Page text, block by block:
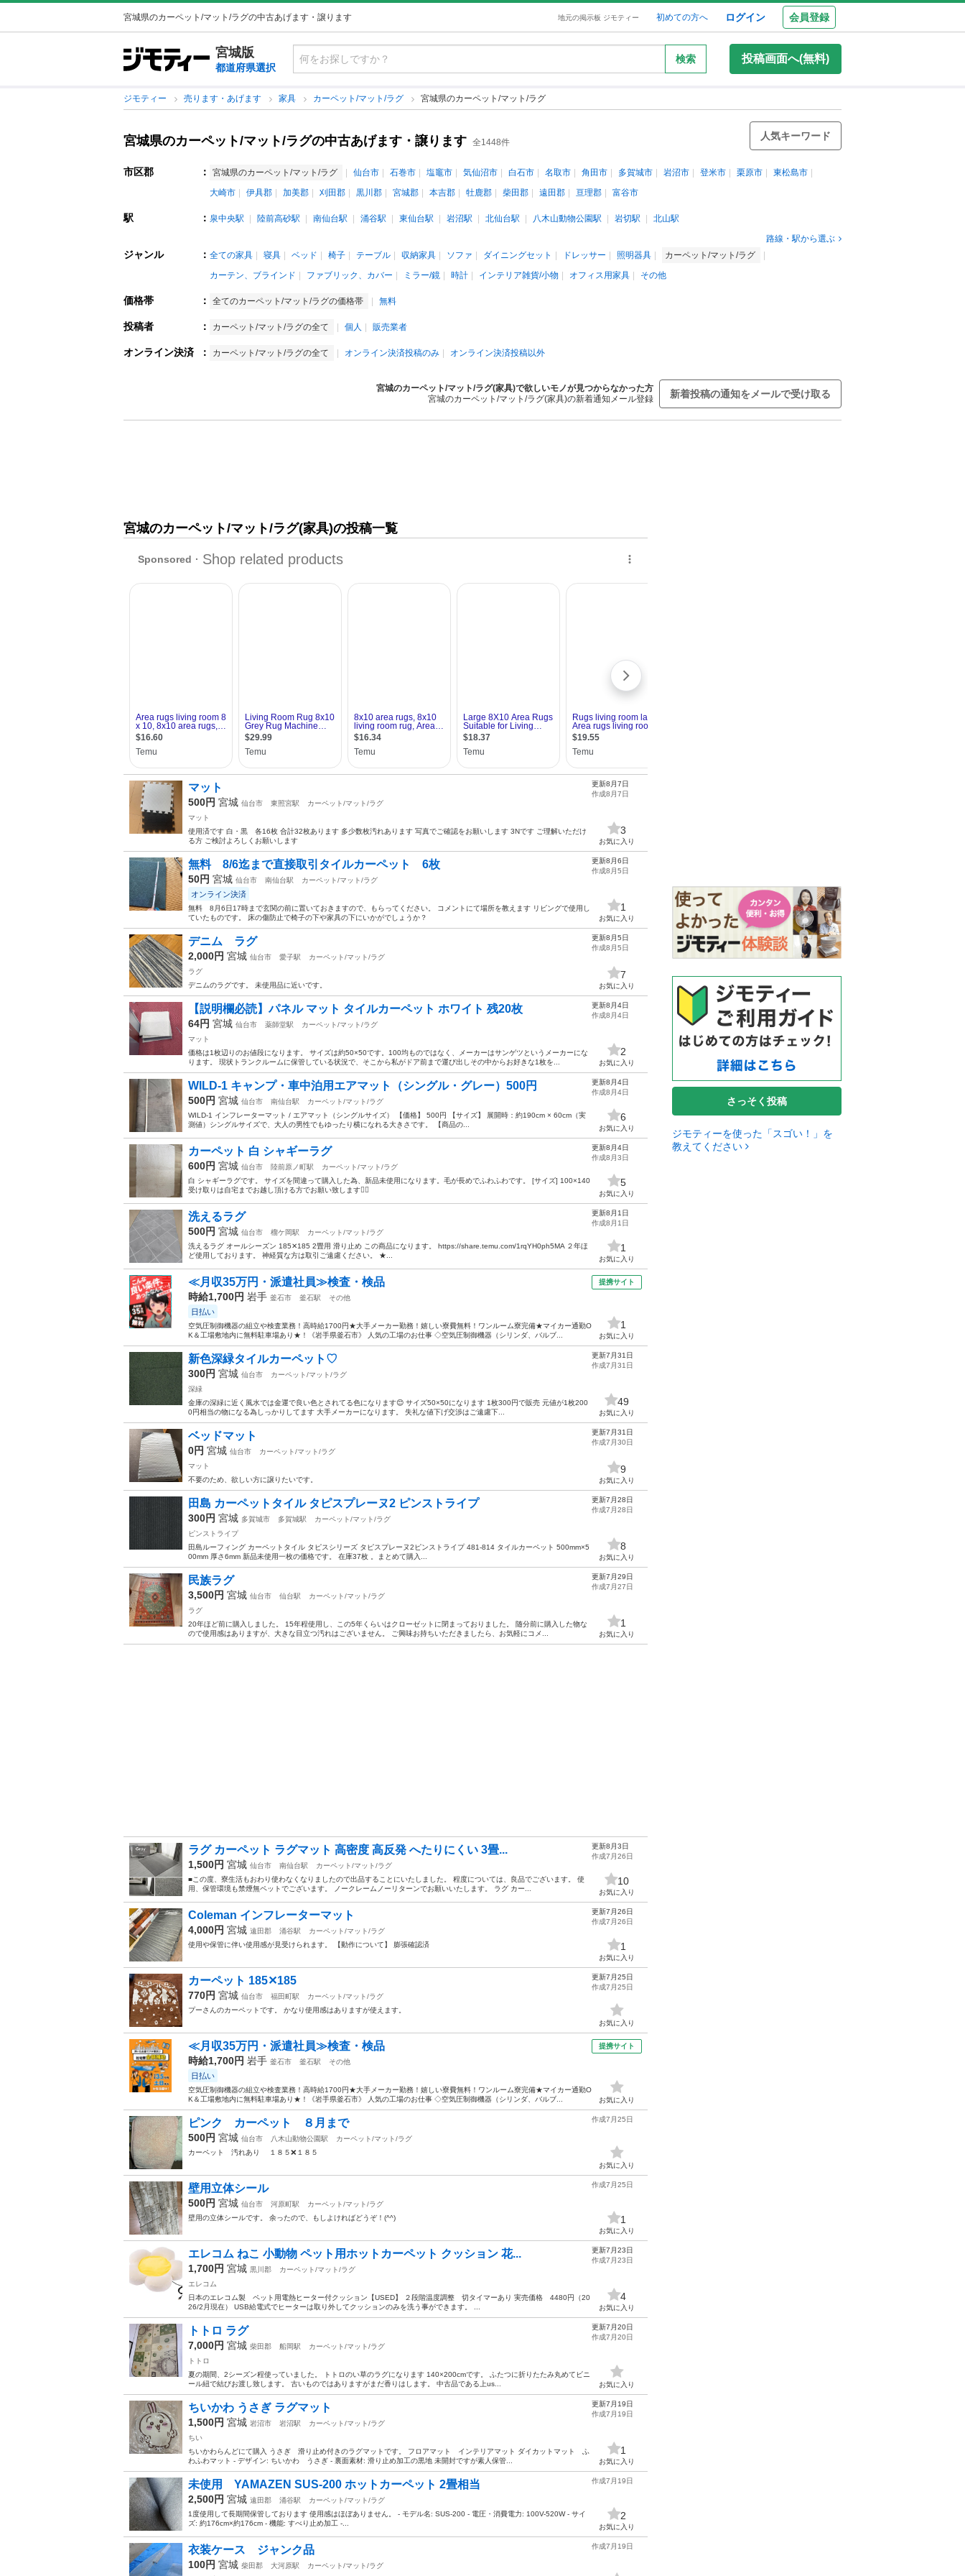
宮城県のカーペット/マット/ラグの中古あげます・譲ります 地元の掲示板 ジモティー 初めての方へ ログイン 会員登録
宮城版
都道府県選択
検索 投稿画面へ(無料)
ジモティー 売ります・あげます 家具 カーペット/マット/ラグ 宮城県のカーペット/マット/ラグ
宮城県のカーペット/マット/ラグの中古あげます・譲ります 全1448件
人気キーワード
市区郡 ： 宮城県のカーペット/マット/ラグ 仙台市 石巻市 塩竈市 気仙沼市 白石市 名取市 角田市 多賀城市 岩沼市 登米市 栗原市
東松島市
大崎市
伊具郡 加美郡 刈田郡 黒川郡 宮城郡 本吉郡 牡鹿郡 柴田郡 遠田郡 亘理郡 富谷市
駅 ： 泉中央駅 陸前高砂駅 南仙台駅 涌谷駅 東仙台駅 岩沼駅 北仙台駅 八木山動物公園駅 岩切駅
北山駅
路線・駅から選ぶ
ジャンル ： 全ての家具 寝具 ベッド 椅子 テーブル 収納家具 ソファ ダイニングセット ドレッサー 照明器具
カーペット/マット/ラグ
カーテン、ブラインド
ファブリック、カバー ミラー/鏡 時計 インテリア雑貨/小物 オフィス用家具 その他
価格帯 ： 全てのカーペット/マット/ラグの価格帯 無料
投稿者 ： カーペット/マット/ラグの全て 個人 販売業者
オンライン決済 ： カーペット/マット/ラグの全て オンライン決済投稿のみ オンライン決済投稿以外
宮城のカーペット/マット/ラグ(家具)で欲しいモノが見つからなかった方
宮城のカーペット/マット/ラグ(家具)の新着通知メール登録
新着投稿の通知をメールで受け取る
宮城のカーペット/マット/ラグ(家具)の投稿一覧
マット
500円 宮城 仙台市 東照宮駅
カーペット/マット/ラグ
マット
使用済です 白・黒 各16枚 合計32枚あります 多少数枚汚れあります 写真でご確認をお願いします 3Nです ご理解いただけ
る方 ご検討よろしくお願いします
更新8月7日
作成8月7日
3
お気に入り
無料 8/6迄まで直接取引タイルカーペット 6枚
50円 宮城 仙台市 南仙台駅 カーペット/マット/ラグ
オンライン決済
無料 8月6日17時まで玄関の前に置いておきますので、もらってください。 コメントにて場所を教えます リビングで使用し
ていたものです。 床の傷防止で椅子の下や家具の下にいかがでしょうか？
更新8月6日
作成8月5日
1
お気に入り
デニム ラグ
2,000円 宮城 仙台市 愛子駅
カーペット/マット/ラグ
ラグ
デニムのラグです。 未使用品に近いです。
更新8月5日
作成8月5日
7
お気に入り
【説明欄必読】パネル マット タイルカーペット ホワイト 残20枚
64円 宮城 仙台市 薬師堂駅
カーペット/マット/ラグ
マット
価格は1枚辺りのお値段になります。 サイズは約50×50です。100均ものではなく、メーカーはサンゲツというメーカーにな
ります。 現状トランクルームに保管している状況で、そこから私がドア前まで運び出しその中からお好きな1枚を...
更新8月4日
作成8月4日
2
お気に入り
WILD-1 キャンプ・車中泊用エアマット（シングル・グレー）500円
500円 宮城 仙台市 南仙台駅
カーペット/マット/ラグ
WILD-1 インフレーターマット / エアマット（シングルサイズ） 【価格】 500円 【サイズ】 展開時：約190cm × 60cm（実
測値）シングルサイズで、大人の男性でもゆったり横になれる大きさです。 【商品の...
更新8月4日
作成8月4日
6
お気に入り
カーペット 白 シャギーラグ
600円 宮城 仙台市 陸前原ノ町駅
カーペット/マット/ラグ
白 シャギーラグです。 サイズを間違って購入した為、新品未使用になります。毛が長めでふわふわです。 [サイズ] 100×140
受け取りは自宅までお越し頂ける方でお願い致します🙇‍♀️
更新8月4日
作成8月3日
5
お気に入り
洗えるラグ
500円 宮城 仙台市 榴ケ岡駅
カーペット/マット/ラグ
洗えるラグ オールシーズン 185✕185 2畳用 滑り止め この商品になります。 https://share.temu.com/1rqYH0ph5MA ２年ほ
ど使用しております。 神経質な方は取引ご遠慮ください。 ★...
更新8月1日
作成8月1日
1
お気に入り
≪月収35万円・派遣社員≫検査・検品
時給1,700円 岩手 釜石市 釜石駅 その他
日払い
空気圧制御機器の組立や検査業務！高時給1700円★大手メーカー勤務！嬉しい寮費無料！ワンルーム寮完備★マイカー通勤O
K＆工場敷地内に無料駐車場あり★！《岩手県釜石市》 人気の工場のお仕事 ◇空気圧制御機器（シリンダ、バルブ...
提携サイト
1
お気に入り
新色深緑タイルカーペット♡
300円 宮城 仙台市
カーペット/マット/ラグ
深緑
金庫の深緑に近く風水では金運で良い色とされてる色になります😊 サイズ50×50になります 1枚300円で販売 元値が1枚200
0円相当の物になる為しっかりしてます 大手メーカーになります。 失礼な値下げ交渉はご遠慮下...
更新7月31日
作成7月31日
49
お気に入り
ベッドマット
0円 宮城 仙台市
カーペット/マット/ラグ
マット
不要のため、欲しい方に譲りたいです。
更新7月31日
作成7月30日
9
お気に入り
田島 カーペットタイル タピスプレーヌ2 ピンストライプ
300円 宮城 多賀城市 多賀城駅
カーペット/マット/ラグ
ピンストライプ
田島ルーフィング カーペットタイル タピスシリーズ タピスプレーヌ2ピンストライプ 481-814 タイルカーペット 500mm×5
00mm 厚さ6mm 新品未使用一枚の価格です。 在庫37枚 。まとめて購入...
更新7月28日
作成7月28日
8
お気に入り
民族ラグ
3,500円 宮城 仙台市 仙台駅
カーペット/マット/ラグ
ラグ
20年ほど前に購入しました。 15年程使用し、この5年くらいはクローゼットに閉まっておりました。 随分前に購入した物な
ので使用感はありますが、大きな目立つ汚れはございません。 ご興味お持ちいただきましたら、お気軽にコメ...
更新7月29日
作成7月27日
1
お気に入り
ラグ カーペット ラグマット 高密度 高反発 へたりにくい 3畳...
1,500円 宮城 仙台市 南仙台駅
カーペット/マット/ラグ
■この度、寮生活もおわり使わなくなりましたので出品することにいたしました。 程度については、良品でございます。 使
用、保管環境も禁煙無ペットでございます。 ノークレームノーリターンでお願いいたします。 ラグ カー...
更新8月3日
作成7月26日
10
お気に入り
Coleman インフレーターマット
4,000円 宮城 遠田郡 涌谷駅
カーペット/マット/ラグ
使用や保管に伴い使用感が見受けられます。 【動作について】 膨張確認済
更新7月26日
作成7月26日
1
お気に入り
カーペット 185✕185
770円 宮城 仙台市 福田町駅
カーペット/マット/ラグ
プーさんのカーペットです。 かなり使用感はありますが使えます。
更新7月25日
作成7月25日
お気に入り
≪月収35万円・派遣社員≫検査・検品
時給1,700円 岩手 釜石市 釜石駅 その他
日払い
空気圧制御機器の組立や検査業務！高時給1700円★大手メーカー勤務！嬉しい寮費無料！ワンルーム寮完備★マイカー通勤O
K＆工場敷地内に無料駐車場あり★！《岩手県釜石市》 人気の工場のお仕事 ◇空気圧制御機器（シリンダ、バルブ...
提携サイト
お気に入り
ピンク カーペット ８月まで
500円 宮城 仙台市 八木山動物公園駅
カーペット/マット/ラグ
カーペット 汚れあり １８５❌１８５
作成7月25日
お気に入り
壁用立体シール
500円 宮城 仙台市 河原町駅
カーペット/マット/ラグ
壁用の立体シールです。 余ったので、もしよければどうぞ！(^^)
作成7月25日
1
お気に入り
エレコム ねこ 小動物 ペット用ホットカーペット クッション 花...
1,700円 宮城 黒川郡
カーペット/マット/ラグ
エレコム
日本のエレコム製 ペット用電熱ヒーター付クッション【USED】 ２段階温度調整 切タイマーあり 実売価格 4480円（20
26/2月現在） USB給電式でヒーターは取り外してクッションのみを洗う事ができます。 ...
更新7月23日
作成7月23日
4
お気に入り
トトロ ラグ
7,000円 宮城 柴田郡 船岡駅
カーペット/マット/ラグ
トトロ
夏の期間、2シーズン程使っていました。 トトロのい草のラグになります 140×200cmです。 ふたつに折りたたみ丸めてビニ
ール紐で結びお渡し致します。 古いものではありますがまだ香りはします。 中古品である上us...
更新7月20日
作成7月20日
お気に入り
ちいかわ うさぎ ラグマット
1,500円 宮城 岩沼市 岩沼駅
カーペット/マット/ラグ
ちい
ちいかわらんどにて購入 うさぎ 滑り止め付きのラグマットです。 フロアマット インテリアマット ダイカットマット ふ
わふわマット - デザイン: ちいかわ うさぎ - 裏面素材: 滑り止め加工の黒地 未開封ですが素人保管...
更新7月19日
作成7月19日
1
お気に入り
未使用 YAMAZEN SUS-200 ホットカーペット 2畳相当
2,500円 宮城 遠田郡 涌谷駅
カーペット/マット/ラグ
1度使用して長期間保管しております 使用感はほぼありません。 - モデル名: SUS-200 - 電圧・消費電力: 100V-520W - サイ
ズ: 約176cm×約176cm - 機能: すべり止め加工 -...
作成7月19日
2
お気に入り
衣装ケース ジャンク品
100円 宮城 柴田郡 大河原駅
カーペット/マット/ラグ
作成7月19日
さっそく投稿
ジモティーを使った「スゴい！」を
教えてください